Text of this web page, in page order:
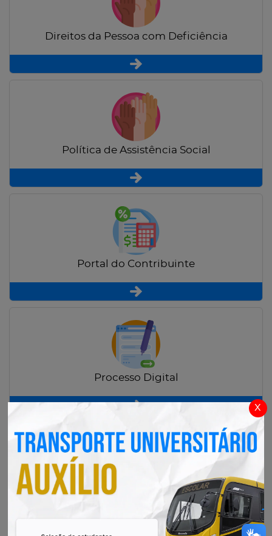
x
Direitos da Pessoa com Deficiência
Política de Assistência Social
Portal do Contribuinte
Processo Digital
Radar Transparência Pública